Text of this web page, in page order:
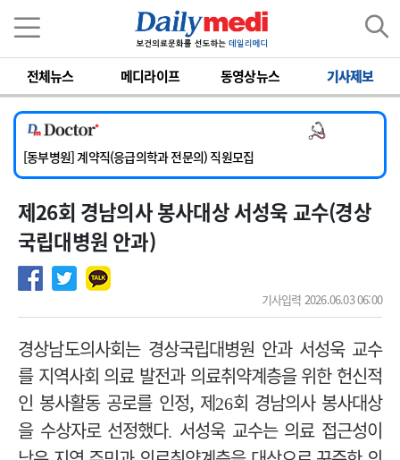
전체뉴스 메디라이프 동영상뉴스 기사제보
[서울아산병원] 2026년 하반기 인턴 모집
[영남대학교의료원] 마취통증의학과 임기제 임상의사 채용
[충남대학교병원] 소아청소년과(소아응급전담) 계약직 의사 공개채용
[동부병원] 계약직(응급의학과 전문의) 직원모집
[이대목동병원] 하반기 전공의(레지던트1년차) 모집
[서울아산병원] 2026년 하반기 인턴 모집
[영남대학교의료원] 마취통증의학과 임기제 임상의사 채용
제26회 경남의사 봉사대상 서성욱 교수(경상
국립대병원 안과)
기사입력 2026.06.03 06:00
경상남도의사회는 경상국립대병원 안과 서성욱 교수
를 지역사회 의료 발전과 의료취약계층을 위한 헌신적
인 봉사활동 공로를 인정, 제26회 경남의사 봉사대상
을 수상자로 선정했다. 서성욱 교수는 의료 접근성이